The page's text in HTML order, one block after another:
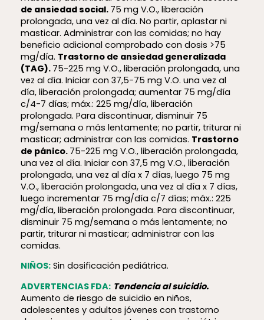
de ansiedad social. 75 mg V.O., liberación
prolongada, una vez al día. No partir, aplastar ni
masticar. Administrar con las comidas; no hay
beneficio adicional comprobado con dosis >75
mg/día. Trastorno de ansiedad generalizada
(TAG). 75-225 mg V.O., liberación prolongada, una
vez al día. Iniciar con 37,5-75 mg V.O. una vez al
día, liberación prolongada; aumentar 75 mg/día
c/4-7 días; máx.: 225 mg/día, liberación
prolongada. Para discontinuar, disminuir 75
mg/semana o más lentamente; no partir, triturar ni
masticar; administrar con las comidas. Trastorno
de pánico. 75-225 mg V.O., liberación prolongada,
una vez al día. Iniciar con 37,5 mg V.O., liberación
prolongada, una vez al día x 7 días, luego 75 mg
V.O., liberación prolongada, una vez al día x 7 días,
luego incrementar 75 mg/día c/7 días; máx.: 225
mg/día, liberación prolongada. Para discontinuar,
disminuir 75 mg/semana o más lentamente; no
partir, triturar ni masticar; administrar con las
comidas.
NIÑOS:Sin dosificación pediátrica.
ADVERTENCIAS FDA: Tendencia al suicidio.
Aumento de riesgo de suicidio en niños,
adolescentes y adultos jóvenes con trastorno